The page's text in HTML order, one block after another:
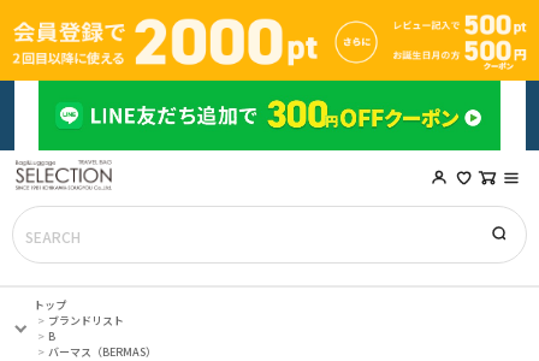
トップ
ブランドリスト
B
バーマス（BERMAS）